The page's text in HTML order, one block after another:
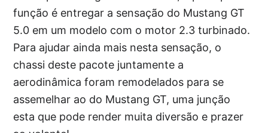
função é entregar a sensação do Mustang GT
5.0 em um modelo com o motor 2.3 turbinado.
Para ajudar ainda mais nesta sensação, o
chassi deste pacote juntamente a
aerodinâmica foram remodelados para se
assemelhar ao do Mustang GT, uma junção
esta que pode render muita diversão e prazer